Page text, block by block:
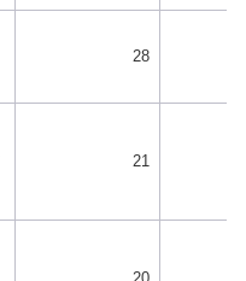
28
21